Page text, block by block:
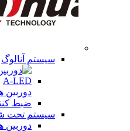
سیستم آنالوگ
دوربین
ضبط
سیستم تحت
دوربین